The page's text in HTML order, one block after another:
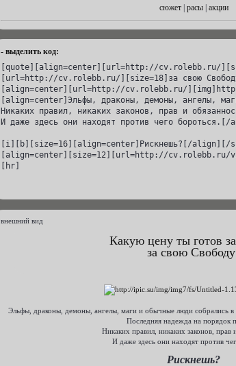
сюжет| расы| акции
- выделить код:
[quote][align=center][url=http://cv.rolebb.ru/
[url=http://cv.rolebb.ru/][size=18]за свою
[align=center][url=http://cv.rolebb.ru/
[align=center]Эльфы, драконы, демоны, ангелы,
Никаких правил, никаких законов, прав и
И даже здесь они находят против чего бороться.[/
[i][b][size=16][align=center]Рискнешь?[/
[align=center][size=12][url=http://
[hr]
внешний вид
Какую цену ты готов
за свою
Эльфы, драконы, демоны, ангелы, маги и обычные люди собрались в
Последняя надежда на порядок
Никаких правил, никаких законов, прав
И даже здесь они находят против
Рискнешь?